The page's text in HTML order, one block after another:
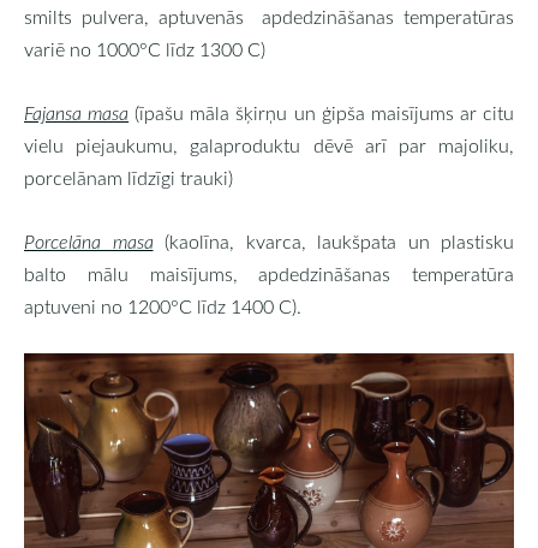
smilts pulvera, aptuvenās apdedzināšanas temperatūras
variē no 1000°C līdz 1300 C)
Fajansa masa (īpašu māla šķirņu un ģipša maisījums ar citu
vielu piejaukumu, galaproduktu dēvē arī par majoliku,
porcelānam līdzīgi trauki)
Porcelāna masa (kaolīna, kvarca, laukšpata un plastisku
balto mālu maisījums, apdedzināšanas temperatūra
aptuveni no 1200°C līdz 1400 C).